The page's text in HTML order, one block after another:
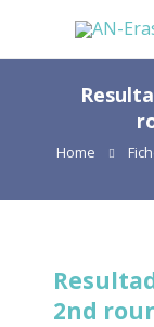
Home
2nd